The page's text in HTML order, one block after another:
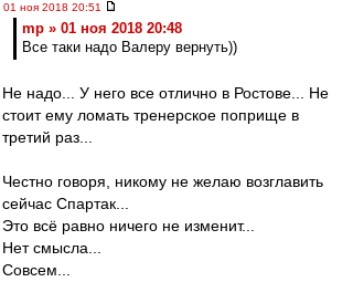
01 ноя 2018 20:51
mp » 01 ноя 2018 20:48
Все таки надо Валеру вернуть))
Не надо... У него все отлично в Ростове... Не
стоит ему ломать тренерское поприще в
третий раз...
Честно говоря, никому не желаю возглавить
сейчас Спартак...
Это всё равно ничего не изменит...
Нет смысла...
Совсем...